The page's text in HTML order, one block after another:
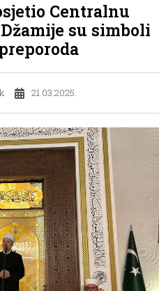
Centralnu
su simboli
21.03.2025.